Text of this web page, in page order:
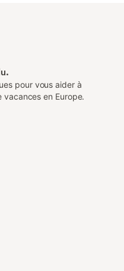
pour vous aider à
vacances en Europe.